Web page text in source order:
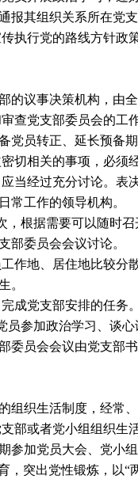
报其组织关系所在党
执行党的路线方针
的议事决策机构，由
查党支部委员会的
党员转正、延长预备
切相关的事项，必须
当经过充分讨论。
常工作的领导机构。
，根据需要可以随时
部委员会会议讨论。
作地、居住地比较分
。
成党支部安排的任务
员参加政治学习、谈
委员会会议由党支部
组织生活制度，经常
部或者党小组组织生
参加党员大会、党小
，突出党性锻炼，以